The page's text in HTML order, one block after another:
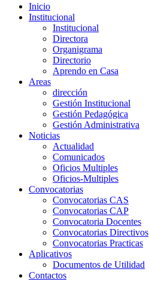
Inicio
Institucional
Institucional
Directora
Organigrama
Directorio
Aprendo en Casa
Areas
dirección
Gestión Institucional
Gestión Pedagógica
Gestión Administrativa
Noticias
Actualidad
Comunicados
Oficios Multiples
Oficios-Multiples
Convocatorias
Convocatorias CAS
Convocatorias CAP
Convocatoria Docentes
Convocatorias Directivos
Convocatorias Practicas
Aplicativos
Documentos de Utilidad
Contactos